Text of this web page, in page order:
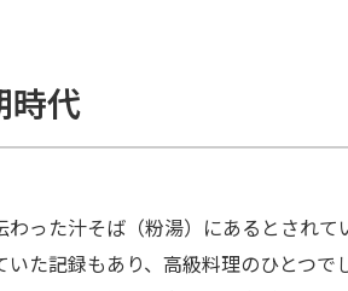
時代
った汁そば（粉湯）にあるとされ
た記録もあり、高級料理のひとつで